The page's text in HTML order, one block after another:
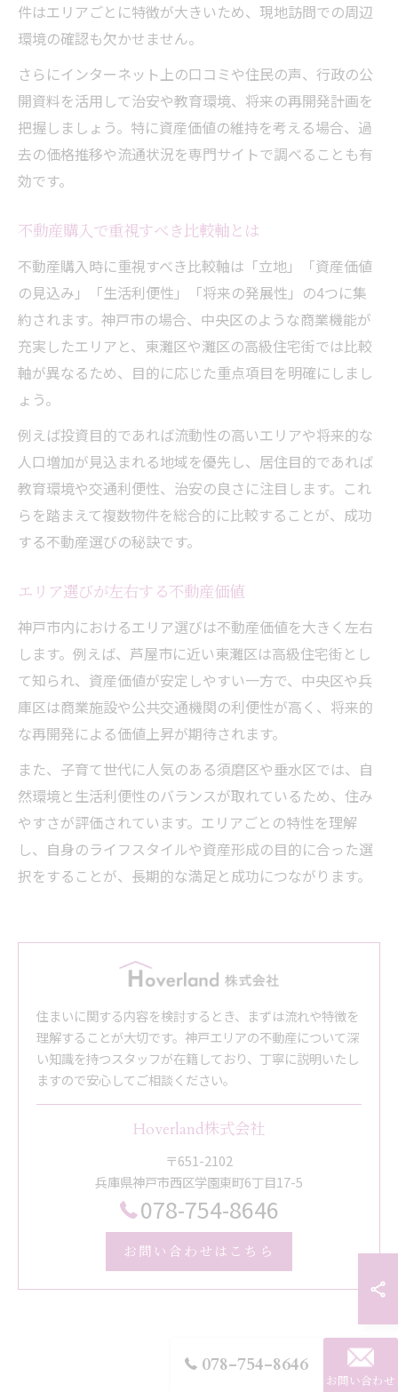
件はエリアごとに特徴が大きいため、現地訪問での周辺
環境の確認も欠かせません。
さらにインターネット上の口コミや住民の声、行政の公
開資料を活用して治安や教育環境、将来の再開発計画を
把握しましょう。特に資産価値の維持を考える場合、過
去の価格推移や流通状況を専門サイトで調べることも有
効です。
不動産購入で重視すべき比較軸とは
不動産購入時に重視すべき比較軸は「立地」「資産価値
の見込み」「生活利便性」「将来の発展性」の4つに集
約されます。神戸市の場合、中央区のような商業機能が
充実したエリアと、東灘区や灘区の高級住宅街では比較
軸が異なるため、目的に応じた重点項目を明確にしまし
ょう。
例えば投資目的であれば流動性の高いエリアや将来的な
人口増加が見込まれる地域を優先し、居住目的であれば
教育環境や交通利便性、治安の良さに注目します。これ
らを踏まえて複数物件を総合的に比較することが、成功
する不動産選びの秘訣です。
エリア選びが左右する不動産価値
神戸市内におけるエリア選びは不動産価値を大きく左右
します。例えば、芦屋市に近い東灘区は高級住宅街とし
て知られ、資産価値が安定しやすい一方で、中央区や兵
庫区は商業施設や公共交通機関の利便性が高く、将来的
な再開発による価値上昇が期待されます。
また、子育て世代に人気のある須磨区や垂水区では、自
然環境と生活利便性のバランスが取れているため、住み
やすさが評価されています。エリアごとの特性を理解
し、自身のライフスタイルや資産形成の目的に合った選
択をすることが、長期的な満足と成功につながります。
住まいに関する内容を検討するとき、まずは流れや特徴を
理解することが大切です。神戸エリアの不動産について深
い知識を持つスタッフが在籍しており、丁寧に説明いたし
ますので安心してご相談ください。
Hoverland株式会社
〒651-2102
兵庫県神戸市西区学園東町6丁目17-5
078-754-8646
お問い合わせはこちら
078-754-8646
お問い合わせ